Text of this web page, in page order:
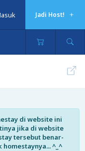
Jadi Host!
di website ini
jika di website
tersebut benar-
^_^